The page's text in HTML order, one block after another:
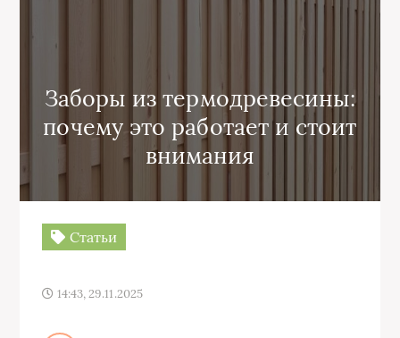
Заборы из термодревесины:
почему это работает и стоит
внимания
Статьи
14:43, 29.11.2025